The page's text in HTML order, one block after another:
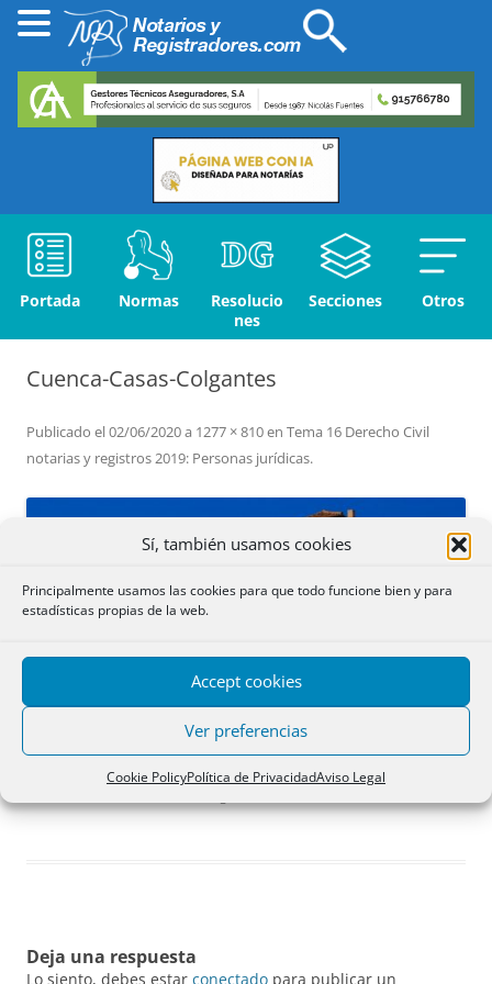
Sí, también usamos cookies
Principalmente usamos las cookies para que todo funcione bien y para
estadísticas propias de la web.
Accept cookies
Ver preferencias
Cookie PolicyPolítica de PrivacidadAviso Legal
Portada Normas
Resolucio
nes
Secciones Otros
Cuenca-Casas-Colgantes
Publicado el02/06/2020a 1277 × 810en Tema 16 Derecho Civil
notarias y registros 2019: Personas jurídicas.
Deja una respuesta
Lo siento, debes estar conectado para publicar un